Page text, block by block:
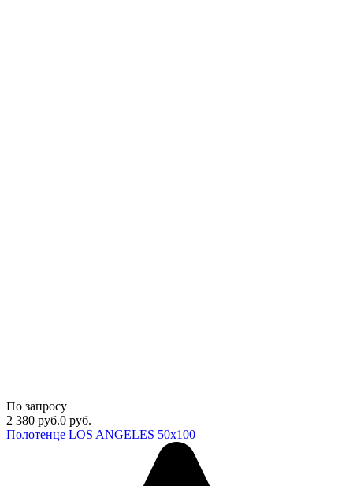
По запросу
2 380 руб.0 руб.
Полотенце LOS ANGELES 50x100